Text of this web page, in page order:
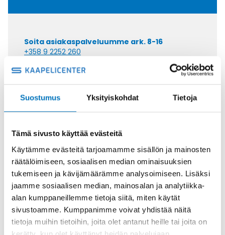
Suostumus Yksityiskohdat Tietoja
Tämä sivusto käyttää evästeitä
Käytämme evästeitä tarjoamamme sisällön ja mainosten
räätälöimiseen, sosiaalisen median ominaisuuksien
tukemiseen ja kävijämäärämme analysoimiseen. Lisäksi
jaamme sosiaalisen median, mainosalan ja analytiikka-
alan kumppaneillemme tietoja siitä, miten käytät
sivustoamme. Kumppanimme voivat yhdistää näitä
tietoja muihin tietoihin, joita olet antanut heille tai joita on
Soita asiakaspalveluumme ark. 8-16
+358 9 2252 260
Tai lähetä sähköpostia
myynti@kaapelicenter.fi
Saman kaapelin eri versiot
Ketjukaapeli KAWEFLEX 6200 ECO
SK-C-PVC UL/CSA 18G1,5 (AWG16)